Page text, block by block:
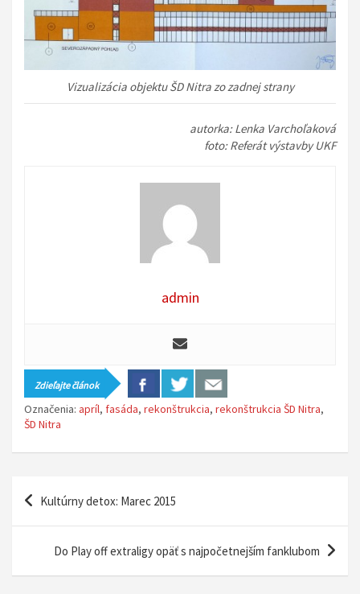
Vizualizácia objektu ŠD Nitra zo zadnej strany
autorka: Lenka Varchoľaková
foto: Referát výstavby UKF
admin
Zdieľajte článok
Označenia: apríl, fasáda, rekonštrukcia, rekonštrukcia ŠD Nitra,
ŠD Nitra
Kultúrny detox: Marec 2015
Do Play off extraligy opäť s najpočetnejším fanklubom